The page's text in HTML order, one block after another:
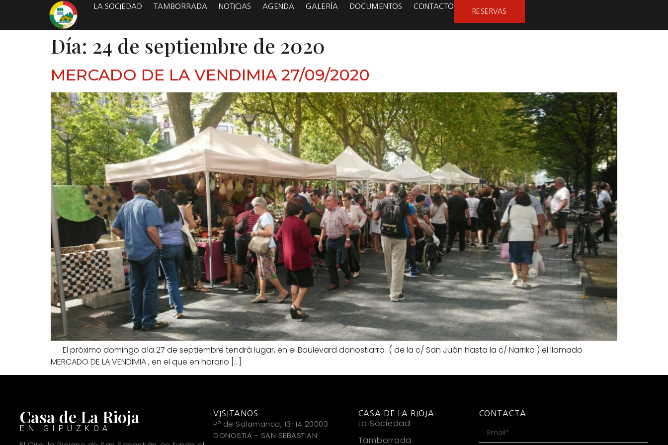
LA SOCIEDAD TAMBORRADA NOTICIAS AGENDA GALERÍA DOCUMENTOS CONTACTO
RESERVAS
Día: 24 de septiembre de 2020
MERCADO DE LA VENDIMIA 27/09/2020
El próximo domingo día 27 de septiembre tendrá lugar, en el Boulevard donostiarra ( de la c/ San Juán hasta la c/ Narrika ) el llamado
MERCADO DE LA VENDIMIA , en el que en horario […]
Casa de La Rioja
EN GIPUZKOA
VISITANOS
Pº de Salamanca, 13-14 20003
DONOSTIA - SAN SEBASTIAN
CASA DE LA RIOJA
La Sociedad
Tamborrada
CONTACTA